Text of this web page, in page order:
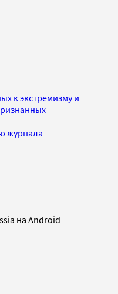
к экстремизму и
журнала
на Android